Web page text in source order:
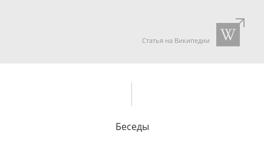
Статья на Википедии
Беседы